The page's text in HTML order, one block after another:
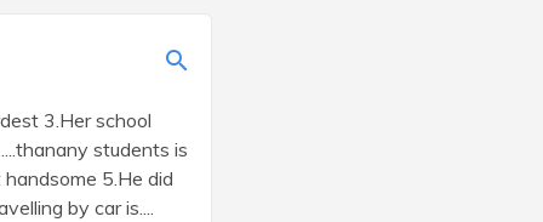
3.Her school
students is
5.He did
by car is....